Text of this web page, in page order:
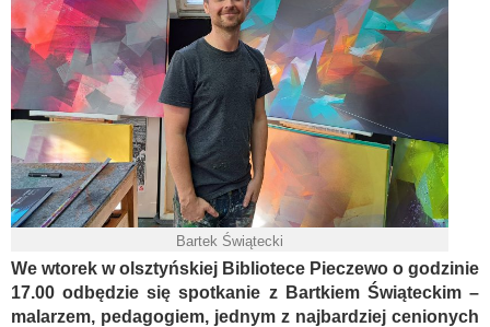
Bartek Świątecki
We wtorek w olsztyńskiej Bibliotece Pieczewo o godzinie
17.00 odbędzie się spotkanie z Bartkiem Świąteckim –
malarzem, pedagogiem, jednym z najbardziej cenionych